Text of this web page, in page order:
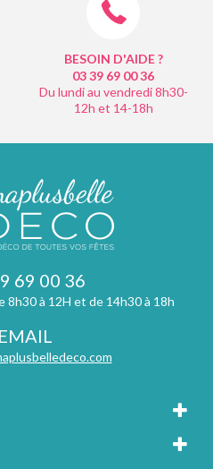
BESOIN D'AIDE ?
03 39 69 0036
Du lundi au vendredi 8h30-
12h et 14-18h
69 00 36
8h30 à 12H et de 14h30 à 18h
EMAIL